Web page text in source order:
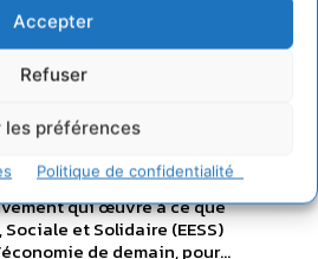
Accepter
Refuser
les préférences
Politique de confidentialité
au service
général
qui œuvre à ce que
et Solidaire (EESS)
de demain, pour...